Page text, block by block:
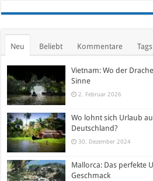
Neu Beliebt Kommentare Tags
Vietnam: Wo der
Sinne
2. Februar 2026
Wo lohnt sich Urlaub
Deutschland?
30. Dezember 2024
Mallorca: Das perfekte
Geschmack